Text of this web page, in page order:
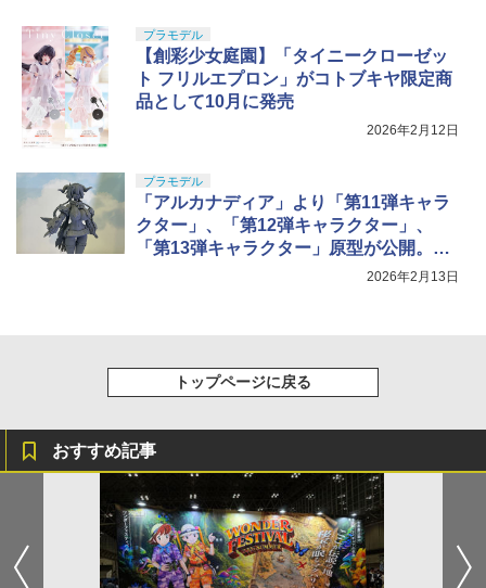
プラモデル
【創彩少女庭園】「タイニークローゼッ
ト フリルエプロン」がコトブキヤ限定商
品として10月に発売
2026年2月12日
プラモデル
「アルカナディア」より「第11弾キャラ
クター」、「第12弾キャラクター」、
「第13弾キャラクター」原型が公開。巻
き角がキュート【#コトコレ】2026年2月13日
トップページに戻る
おすすめ記事